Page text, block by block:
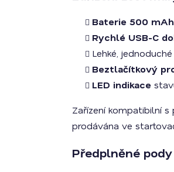
Baterie 500 mAh
Rychlé USB-C
Lehké,
Beztlačítkový
LED indikace
Zařízení kompatibilní
prodávána ve
Předplněné